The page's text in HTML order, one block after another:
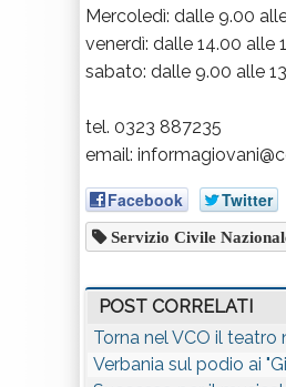
Mercoledì: dalle 9.00
venerdì: dalle 14.00 alle
sabato: dalle 9.00 alle
tel. 0323 887235
email:
Facebook Twitter
Servizio Civile
POST CORRELATI
Torna nel VCO il teatro
Verbania sul podio ai